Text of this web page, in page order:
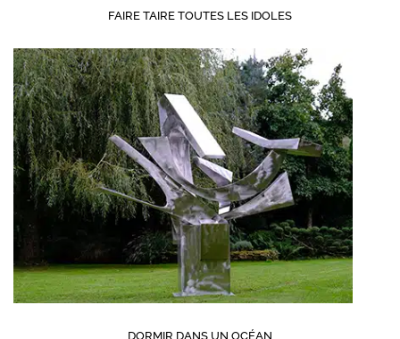
FAIRE TAIRE TOUTES LES IDOLES
DORMIR DANS UN OCÉAN